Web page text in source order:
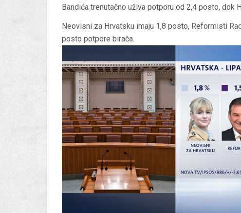
Bandića trenutačno uživa potporu od 2,4 posto, dok
Neovisni za Hrvatsku imaju 1,8 posto, Reformisti
posto potpore birača.